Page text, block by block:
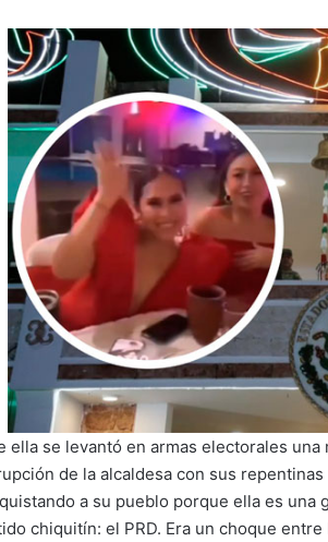
ella se levantó en armas electorales
de la alcaldesa con sus
a su pueblo porque ella es una
chiquitín: el PRD. Era un choque